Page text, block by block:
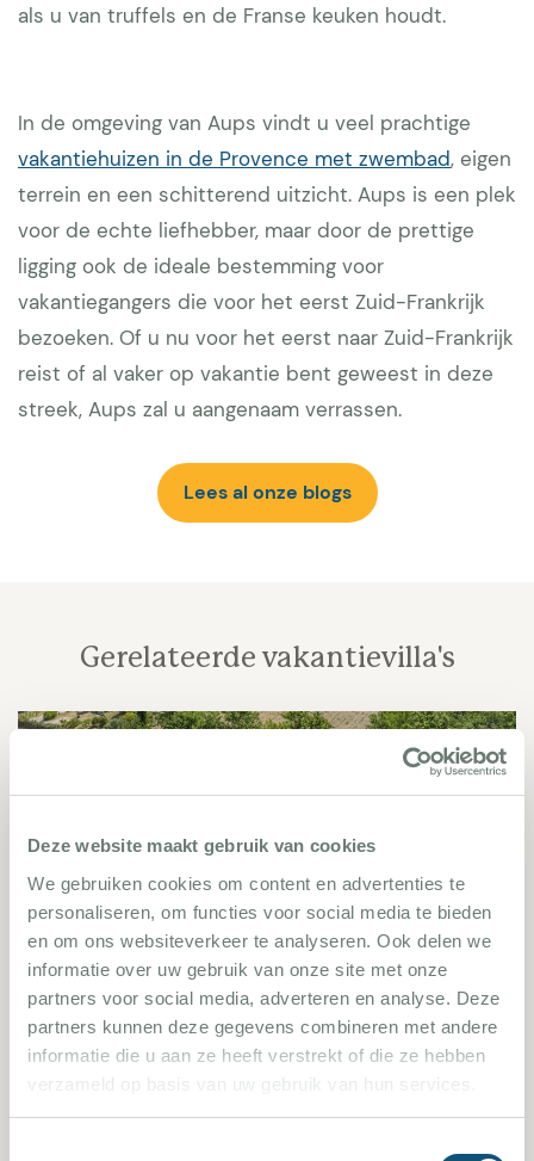
Deze website maakt gebruik van cookies
We gebruiken cookies om content en advertenties te
personaliseren, om functies voor social media te bieden
en om ons websiteverkeer te analyseren. Ook delen we
informatie over uw gebruik van onze site met onze
partners voor social media, adverteren en analyse. Deze
partners kunnen deze gegevens combineren met andere
informatie die u aan ze heeft verstrekt of die ze hebben
verzameld op basis van uw gebruik van hun services.
als u van truffels en de Franse keuken houdt.
In de omgeving van Aups vindt u veel prachtige
vakantiehuizen in de Provence met zwembad, eigen
terrein en een schitterend uitzicht. Aups is een plek
voor de echte liefhebber, maar door de prettige
ligging ook de ideale bestemming voor
vakantiegangers die voor het eerst Zuid-Frankrijk
bezoeken. Of u nu voor het eerst naar Zuid-Frankrijk
reist of al vaker op vakantie bent geweest in deze
streek, Aups zal u aangenaam verrassen.
Lees al onze blogs
Gerelateerde vakantievilla's
Lorgues 1970
5 Slaapkamers 10 Personen